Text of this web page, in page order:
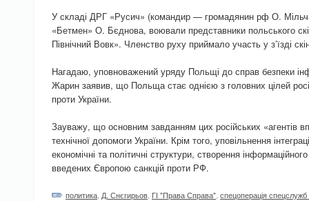
У складі ДРГ «Русич» (командир — громадянин рф О.
«Бетмен» О. Бєднова, воювали представники польського
Північний Вовк». Членство руху приймало участь у з’їзді
Нагадаю, уповноважений уряду Польщі до справ безпеки
Жарин заявив, що Польща стає однією з головних цілей
проти України.
Зауважу, що основним завданням цих російських «агентів
технічної допомоги України. Крім того, уповільнення
економічні та політичні структури, створення
введених Європою санкцій проти РФ.
политика Д. Снєгирьов ГІ "Права Справа" спецоперація